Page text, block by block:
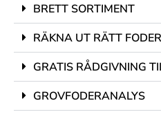
BRETT SORTIMENT
RÄKNA UT RÄTT
GRATIS RÅDGIVNING
GROVFODERANALYS